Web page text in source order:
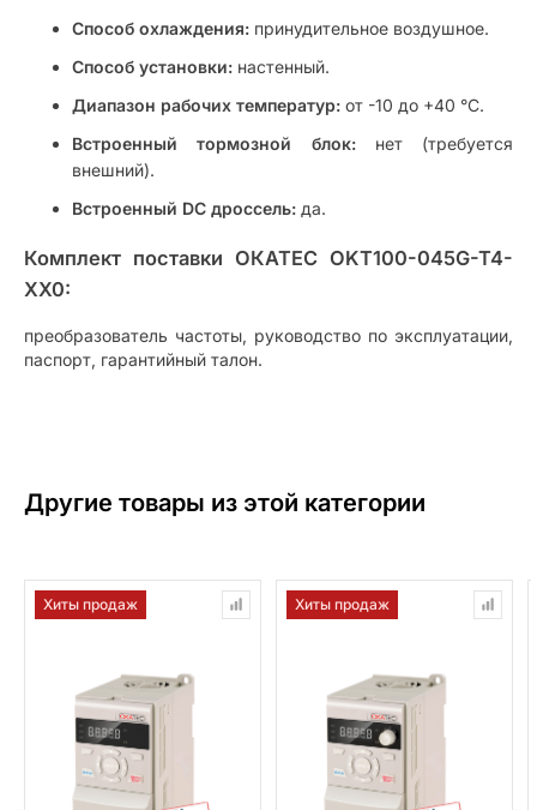
Способ охлаждения: принудительное воздушное.
Способ установки: настенный.
Диапазон рабочих температур: от -10 до +40 °C.
Встроенный тормозной блок:нет (требуется
внешний).
Встроенный DC дроссель: да.
Комплект поставки ОКАТЕС OKT100-045G-T4-
XX0:
преобразователь частоты, руководство по эксплуатации,
паспорт, гарантийный талон.
Другие товары из этой категории
Хиты продаж Хиты продаж